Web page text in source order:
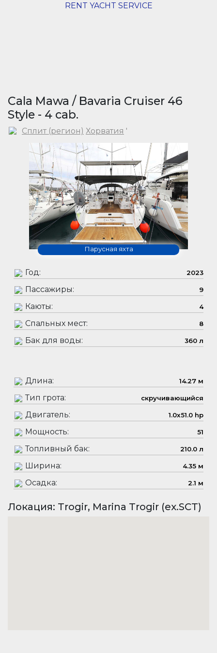
RENT YACHT SERVICE
Cala Mawa / Bavaria Cruiser 46
Style - 4 cab.
Сплит (регион) Хорватия '
Парусная яхта
Год: 2023
Пассажиры: 9
Каюты: 4
Спальных мест: 8
Бак для воды: 360 л
Длина: 14.27 м
Тип грота: скручивающийся
Двигатель: 1.0x51.0 hp
Мощность: 51
Топливный бак: 210.0 л
Ширина: 4.35 м
Осадка: 2.1 м
Локация: Trogir, Marina Trogir (ex.SCT)